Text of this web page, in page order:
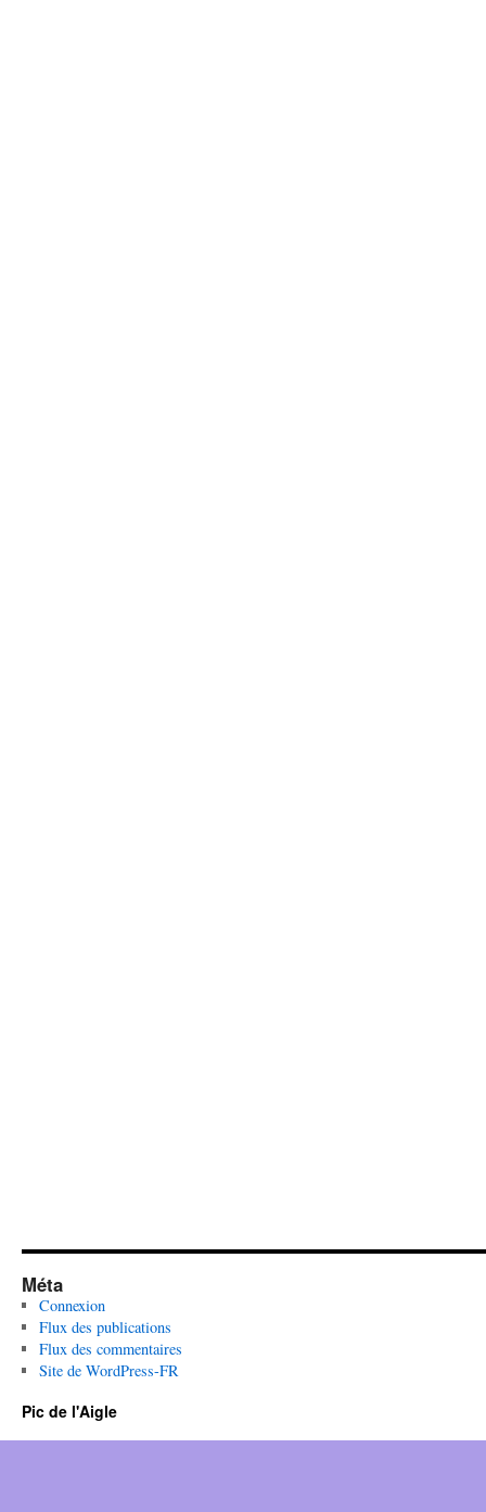
Méta
Connexion
Flux des publications
Flux des commentaires
Site de WordPress-FR
Pic de l'Aigle